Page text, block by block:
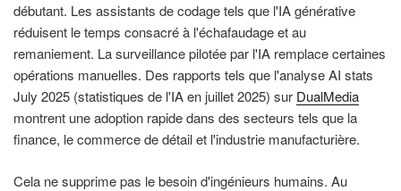
débutant. Les assistants de codage tels que l'IA générative
réduisent le temps consacré à l'échafaudage et au
remaniement. La surveillance pilotée par l'IA remplace certaines
opérations manuelles. Des rapports tels que l'analyse AI stats
July 2025 (statistiques de l'IA en juillet 2025) sur DualMedia
montrent une adoption rapide dans des secteurs tels que la
finance, le commerce de détail et l'industrie manufacturière.
Cela ne supprime pas le besoin d'ingénieurs humains. Au